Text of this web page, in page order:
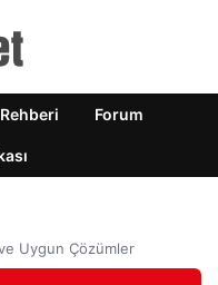
Forum
Uygun Çözümler